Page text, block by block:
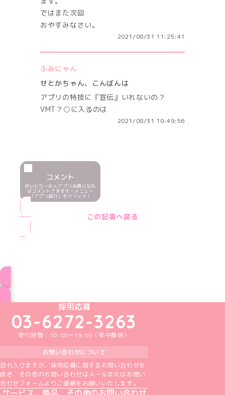
ではまた次回
おやすみなさい。
2021/08/31 11:25:41
ふみにゃん
せとかちゃん、こんばんは
アプリの特技に『宣伝』いれないの？
VMT？○に入るのは
2021/08/31 10:49:56
コメント
めいどりーみんアプリ会員になれ
ばコメントできます！メニュー
「アプリ紹介」をクリック！
この記事へ戻る
めいどりーみんTikTok公式アカウント
めいどりーみんX公式アカウント
めいどりーみんInstagram公式アカウント
めいどりーみんFacebook公式アカウン
めいどりーみんYouTube公式アカ
採用応募
03-6272-3263
受付時間：10:00～19:00（年中無休）
お問い合わせについて
恐れ入りますが、採用応募に関するお問い合わせを
除き、その他のお問い合わせはメールまたはお問い
合わせフォームよりご連絡をお願いいたします。